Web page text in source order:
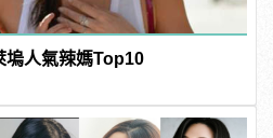
塢人氣辣媽Top10